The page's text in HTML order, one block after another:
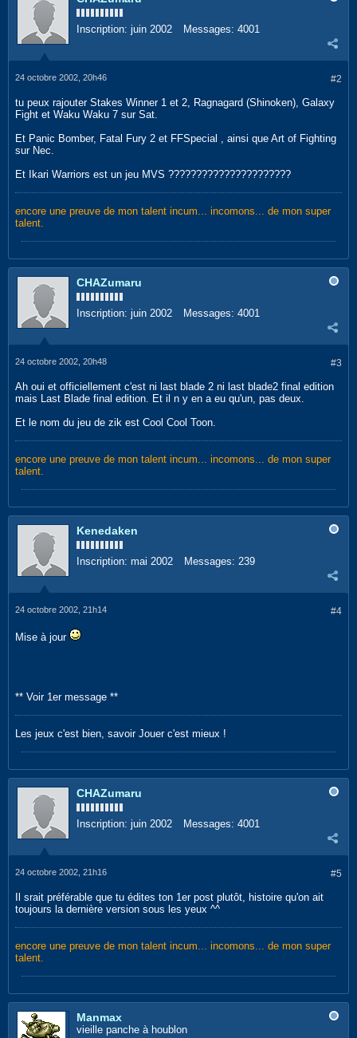
Inscription: juin 2002 Messages: 4001
#2
24 octobre 2002, 20h46
tu peux rajouter Stakes Winner 1 et 2, Ragnagard (Shinoken), Galaxy
Fight et Waku Waku 7 sur Sat.
Et Panic Bomber, Fatal Fury 2 et FFSpecial , ainsi que Art of Fighting
sur Nec.
Et Ikari Warriors est un jeu MVS ??????????????????????
encore une preuve de mon talent incum... incomons... de mon super
talent.
CHAZumaru
Inscription: juin 2002 Messages: 4001
#3
24 octobre 2002, 20h48
Ah oui et officiellement c'est ni last blade 2 ni last blade2 final edition
mais Last Blade final edition. Et il n y en a eu qu'un, pas deux.
Et le nom du jeu de zik est Cool Cool Toon.
encore une preuve de mon talent incum... incomons... de mon super
talent.
Kenedaken
Inscription: mai 2002 Messages: 239
#4
24 octobre 2002, 21h14
Mise à jour
** Voir 1er message **
Les jeux c'est bien, savoir Jouer c'est mieux !
CHAZumaru
Inscription: juin 2002 Messages: 4001
#5
24 octobre 2002, 21h16
Il srait préférable que tu édites ton 1er post plutôt, histoire qu'on ait
toujours la dernière version sous les yeux ^^
encore une preuve de mon talent incum... incomons... de mon super
talent.
Manmax
vieille panche à houblon